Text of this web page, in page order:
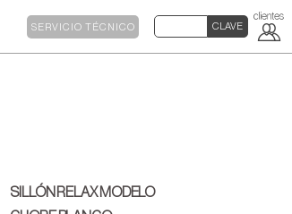
SERVICIO TÉCNICO
SILLÓN RELAX MODELO